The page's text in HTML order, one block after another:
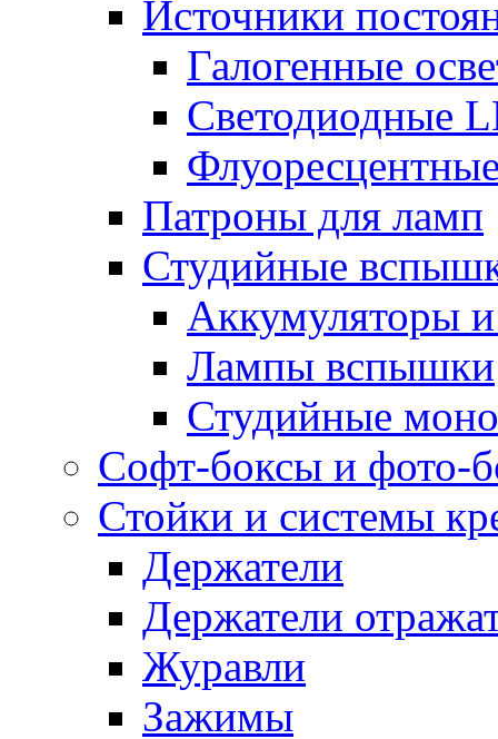
Источники
Галогенные
Светодиодные
Патроны для ламп
Студийные
Аккумуляторы
Лампы вспышки
Студийные
Софт-боксы и фото-
Стойки и системы
Держатели
Держатели
Журавли
Зажимы